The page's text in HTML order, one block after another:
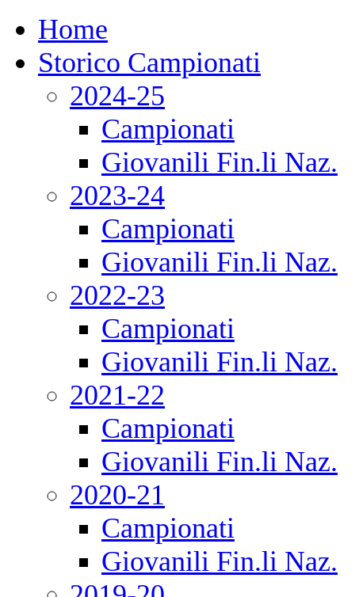
Home
Storico Campionati
2024-25
Campionati
Giovanili Fin.li Naz.
2023-24
Campionati
Giovanili Fin.li Naz.
2022-23
Campionati
Giovanili Fin.li Naz.
2021-22
Campionati
Giovanili Fin.li Naz.
2020-21
Campionati
Giovanili Fin.li Naz.